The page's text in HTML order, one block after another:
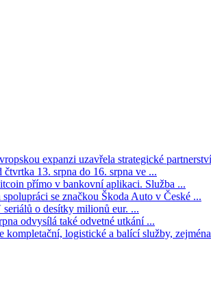
expanzi uzavřela strategické
13. srpna do 16. srpna ve ...
přímo v bankovní aplikaci. Služba ...
se značkou Škoda Auto v České ...
o desítky milionů eur. ...
odvysílá také odvetné utkání ...
kompletační, logistické a balící služby,